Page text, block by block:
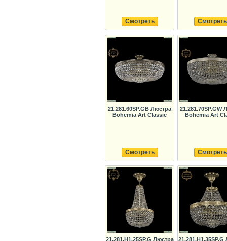
Смотреть Смотреть
21.281.60SP.GB Люстра
Bohemia Art Classic
Смотреть
21.281.70SP.GW
Bohemia Art
Смотреть
21.281.H1.25SP.G Люстра
21.281.H1.35SP.G